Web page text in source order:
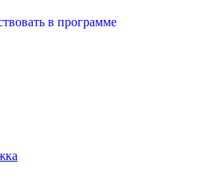
в программе